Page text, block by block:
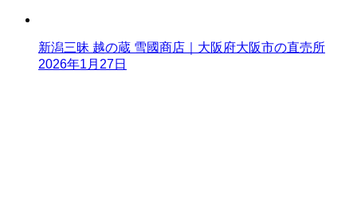
新潟三昧 越の蔵 雪國商店｜大阪府大阪市の直売所
2026年1月27日